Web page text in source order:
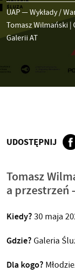
UAP—Wykłady /
Tomasz Wilmański
Galerii AT
UDOSTĘPNIJ
Tomasz
a przestrzeń
Kiedy?30 maja
Gdzie?Galeria
Dla kogo?